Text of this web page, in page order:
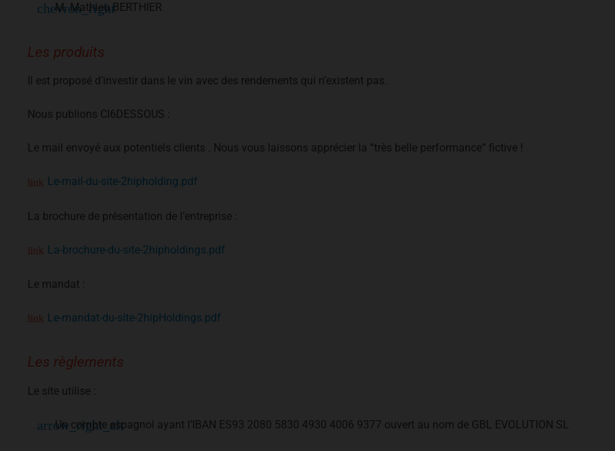
M. Mathieu BERTHIER
Les produits
Il est proposé d’investir dans le vin avec des rendements qui n’existent pas.
Nous publions CI6DESSOUS :
Le mail envoyé aux potentiels clients . Nous vous laissons apprécier la “très belle performance” fictive !
Le-mail-du-site-2hipholding.pdf
La brochure de présentation de l’entreprise :
La-brochure-du-site-2hipholdings.pdf
Le mandat :
Le-mandat-du-site-2hipHoldings.pdf
Les règlements
Le site utilise :
Un compte espagnol ayant l’IBAN ES93 2080 5830 4930 4006 9377 ouvert au nom de GBL EVOLUTION SL